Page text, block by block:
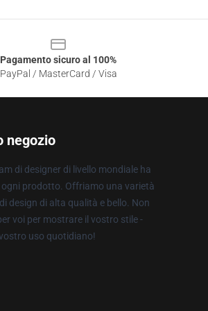
Pagamento sicuro al 100%
PayPal / MasterCard / Visa
negozio
di designer di livello mondiale ha
prodotto. Offriamo una varietà
design di alta qualità e bello. Non
voi per mostrare il vostro stile -
uso quotidiano!